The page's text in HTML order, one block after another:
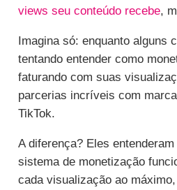
views seu conteúdo recebe,
Imagina só: enquanto alguns
tentando entender como
faturando com suas
parcerias incríveis com
TikTok.
A diferença? Eles
sistema de monetização
cada visualização ao